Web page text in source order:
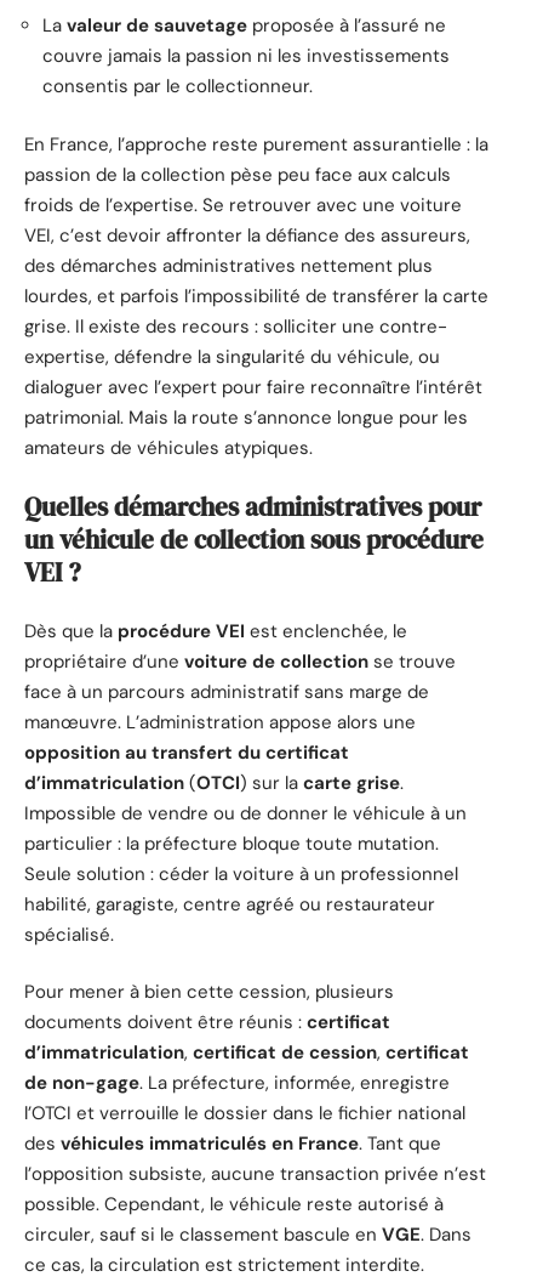
La valeur de sauvetage proposée à l’assuré ne
couvre jamais la passion ni les investissements
consentis par le collectionneur.
En France, l’approche reste purement assurantielle : la
passion de la collection pèse peu face aux calculs
froids de l’expertise. Se retrouver avec une voiture
VEI, c’est devoir affronter la défiance des assureurs,
des démarches administratives nettement plus
lourdes, et parfois l’impossibilité de transférer la carte
grise. Il existe des recours : solliciter une contre-
expertise, défendre la singularité du véhicule, ou
dialoguer avec l’expert pour faire reconnaître l’intérêt
patrimonial. Mais la route s’annonce longue pour les
amateurs de véhicules atypiques.
Quelles démarches administratives pour
un véhicule de collection sous procédure
VEI ?
Dès que la procédure VEI est enclenchée, le
propriétaire d’une voiture de collection se trouve
face à un parcours administratif sans marge de
manœuvre. L’administration appose alors une
opposition au transfert du certificat
d’immatriculation (OTCI) sur la carte grise.
Impossible de vendre ou de donner le véhicule à un
particulier : la préfecture bloque toute mutation.
Seule solution : céder la voiture à un professionnel
habilité, garagiste, centre agréé ou restaurateur
spécialisé.
Pour mener à bien cette cession, plusieurs
documents doivent être réunis : certificat
d’immatriculation, certificat de cession, certificat
de non-gage. La préfecture, informée, enregistre
l’OTCI et verrouille le dossier dans le fichier national
des véhicules immatriculés en France. Tant que
l’opposition subsiste, aucune transaction privée n’est
possible. Cependant, le véhicule reste autorisé à
circuler, sauf si le classement bascule en VGE. Dans
ce cas, la circulation est strictement interdite.